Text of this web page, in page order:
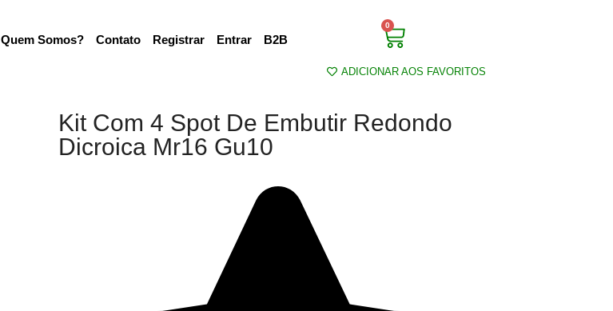
Quem Somos? Contato Registrar Entrar B2B
0
ADICIONAR AOS FAVORITOS
Kit Com 4 Spot De Embutir Redondo
Dicroica Mr16 Gu10